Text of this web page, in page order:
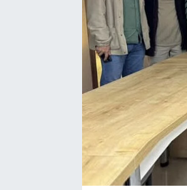
OTOPARK
TEKNOLOJİ